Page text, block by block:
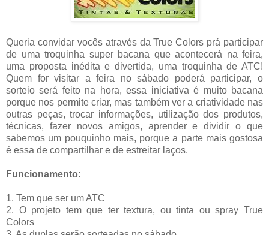
Queria convidar vocês através da True Colors prá participar
de uma troquinha super bacana que acontecerá na feira,
uma proposta inédita e divertida, uma troquinha de ATC!
Quem for visitar a feira no sábado poderá participar, o
sorteio será feito na hora, essa iniciativa é muito bacana
porque nos permite criar, mas também ver a criatividade nas
outras peças, trocar informações, utilização dos produtos,
técnicas, fazer novos amigos, aprender e dividir o que
sabemos um pouquinho mais, porque a parte mais gostosa
é essa de compartilhar e de estreitar laços.
Funcionamento:
1. Tem que ser um ATC
2. O projeto tem que ter textura, ou tinta ou spray True
Colors